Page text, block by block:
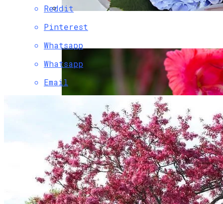
Букеты Из Гортензий: Особенности
Reddit
Pinterest
Whatsapp
Whatsapp
Email